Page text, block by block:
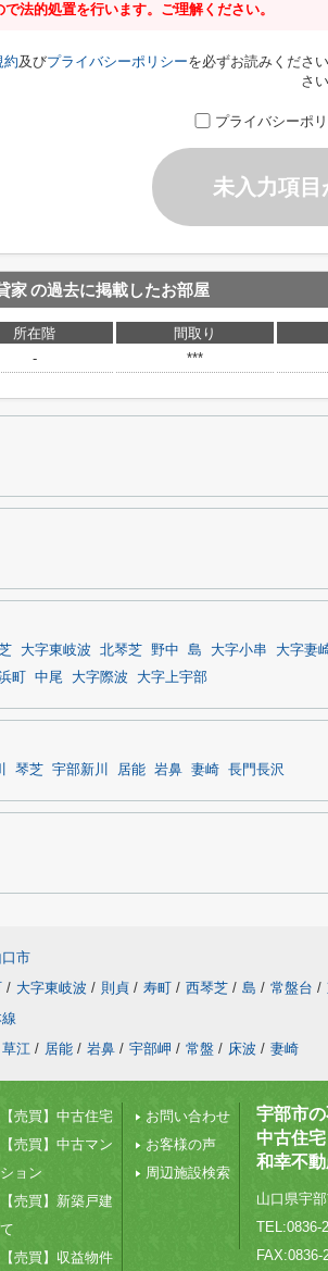
で法的処置を行います。ご理解ください。
約及びプライバシーポリシーを必ずお読みくださ
さい
プライバシーポ
未入力項
家の過去に掲載したお部屋
所在階 間取り
-
***
大字東岐波 北琴芝 野中 島 大字小串 大字妻
町 中尾 大字際波 大字上宇部
琴芝 宇部新川 居能 岩鼻 妻崎 長門長沢
口市
/ 大字東岐波 / 則貞 / 寿町 / 西琴芝 / 島 / 常盤台 /
草江 / 居能 / 岩鼻 / 宇部岬 / 常盤 / 床波 / 妻崎
【売買】中古住宅
【売買】中古マン
ション
【売買】新築戸建
て
【売買】収益物件
お問い合わせ
お客様の声
周辺施設検索
宇部市
中古住
和幸不
山口県宇
TEL:0836-
FAX:0836-